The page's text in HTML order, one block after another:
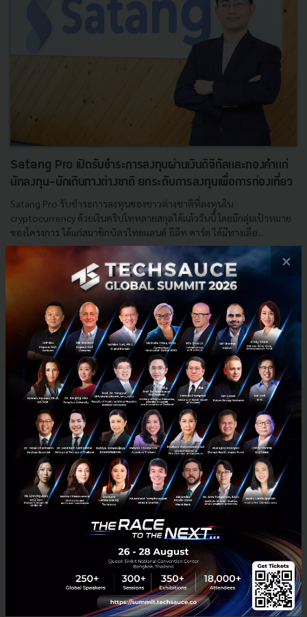
Satang Pro เปิดรับชำระการลงทุนผ่านเงินดิจิทัลและทองคำแก่
นักลงทุน-นักเดินทางต่างชาติ ยกระดับการลงทุนเพื่อการท่องเที่ยว
Satang Pro รับชำระการลงทุนของชาวต่างชาติที่ลงทุนใน
cryptocurrency ด้วยเงินคริปโทหลายสกุลได้แล้ววันนี้ โดยมีกลุ่มเป้าหมาย
ของโครงการ ได้แก่สมาชิกบัตรไทยแลนด์ อีลีท คาร์ด ได้มีทางเลือ...
Techsauce Team
investment cryptocurrency
MTS GOLD นำเทคโนโลยีบล็อกเชนยกระดับการลงทุนทองคำ
MTS GOLD แม่ทองสุก เพิ่มประสิทธิภาพการลงทุนทองคำ ในรูปแบบ Gold
wallet ผ่าน แอปฯ เป๋าตัง และผสานเทคโนโลยี BLOCKCHAIN เป็นรายแรก
และรายเดียวของไทย...
×